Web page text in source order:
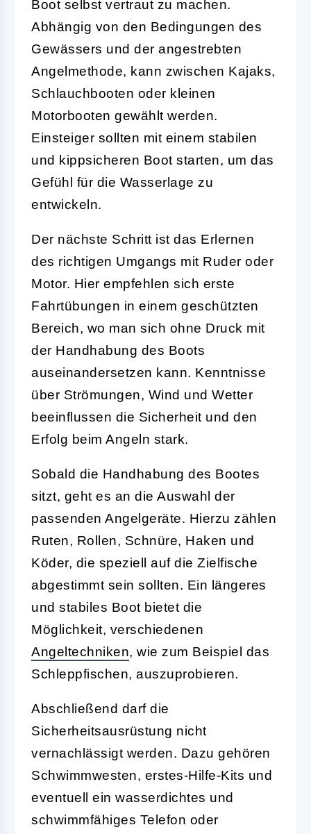
Boot selbst vertraut zu machen.
Abhängig von den Bedingungen des
Gewässers und der angestrebten
Angelmethode, kann zwischen Kajaks,
Schlauchbooten oder kleinen
Motorbooten gewählt werden.
Einsteiger sollten mit einem stabilen
und kippsicheren Boot starten, um das
Gefühl für die Wasserlage zu
entwickeln.
Der nächste Schritt ist das Erlernen
des richtigen Umgangs mit Ruder oder
Motor. Hier empfehlen sich erste
Fahrtübungen in einem geschützten
Bereich, wo man sich ohne Druck mit
der Handhabung des Boots
auseinandersetzen kann. Kenntnisse
über Strömungen, Wind und Wetter
beeinflussen die Sicherheit und den
Erfolg beim Angeln stark.
Sobald die Handhabung des Bootes
sitzt, geht es an die Auswahl der
passenden Angelgeräte. Hierzu zählen
Ruten, Rollen, Schnüre, Haken und
Köder, die speziell auf die Zielfische
abgestimmt sein sollten. Ein längeres
und stabiles Boot bietet die
Möglichkeit, verschiedenen
Angeltechniken, wie zum Beispiel das
Schleppfischen, auszuprobieren.
Abschließend darf die
Sicherheitsausrüstung nicht
vernachlässigt werden. Dazu gehören
Schwimmwesten, erstes-Hilfe-Kits und
eventuell ein wasserdichtes und
schwimmfähiges Telefon oder